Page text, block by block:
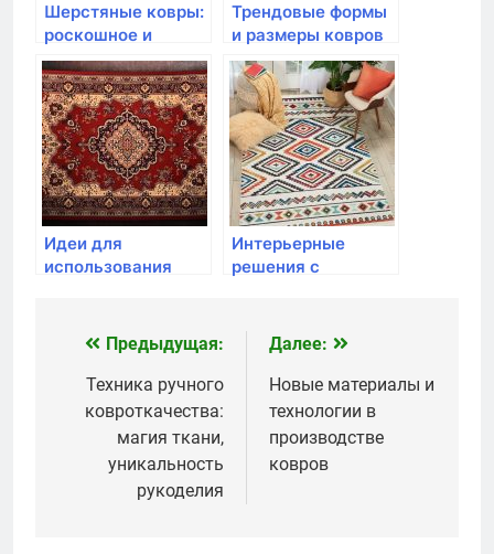
Шерстяные ковры:
роскошное и
практичное
покрытие для
вашего дома
Трендовые формы
и размеры ковров
в интерьере
Идеи для
использования
открытых террасах
Интерьерные
решения с
акцентных
элементов
Навигация
по
записям
Предыдущая:
Техника ручного
ковроткачества:
магия ткани,
уникальность
рукоделия
Далее:
Новые материалы и
технологии в
производстве
ковров